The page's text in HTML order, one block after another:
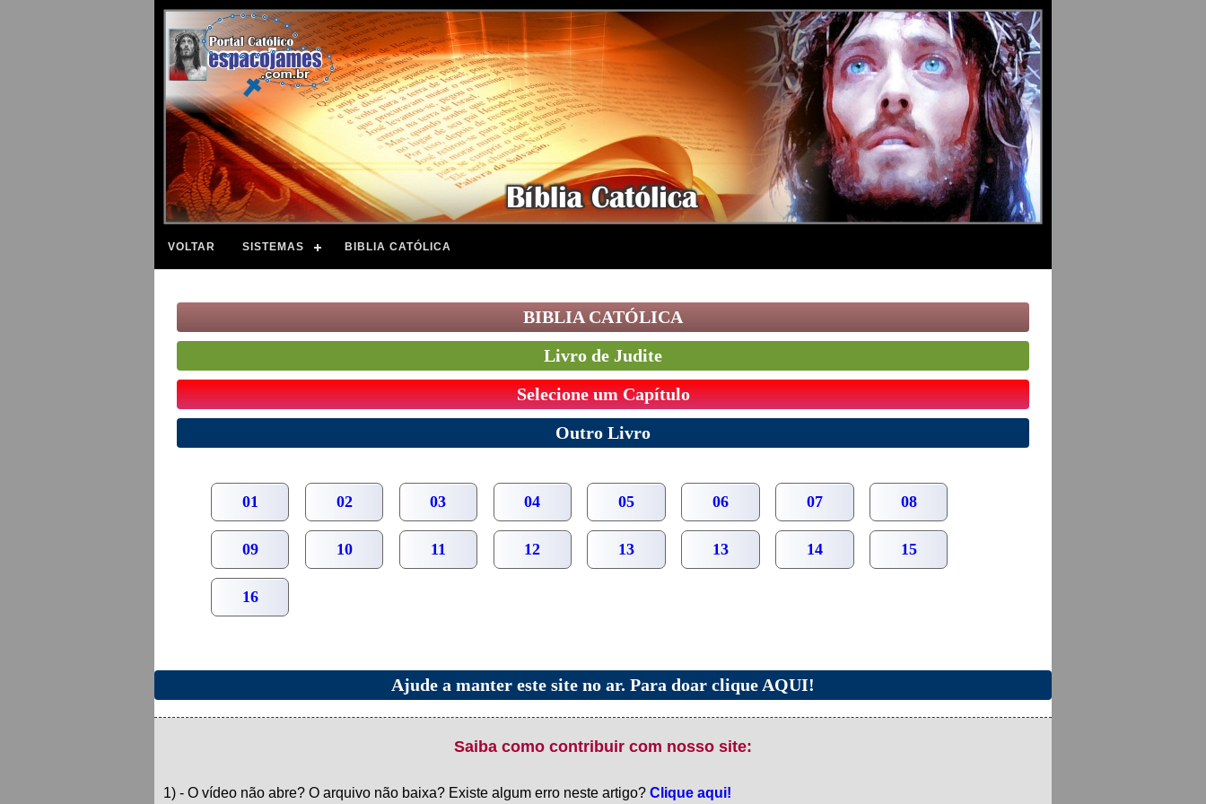
VOLTAR SISTEMAS BIBLIA CATÓLICA
BIBLIA CATÓLICA
Livro de Judite
Selecione um Capítulo
Outro Livro
01 02 03 04 05 06 07 08
09 10 11 12 13 13 14 15
16
Ajude a manter este site no ar. Para doar clique AQUI!
Saiba como contribuir com nosso site:
1) - O vídeo não abre? O arquivo não baixa? Existe algum erro neste artigo? Clique aqui!